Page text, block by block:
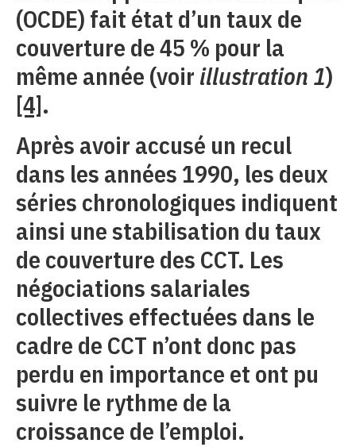
(OCDE) fait état d’un taux de
couverture de 45 % pour la
même année (voir illustration 1)
[4].
Après avoir accusé un recul
dans les années 1990, les deux
séries chronologiques indiquent
ainsi une stabilisation du taux
de couverture des CCT. Les
négociations salariales
collectives effectuées dans le
cadre de CCT n’ont donc pas
perdu en importance et ont pu
suivre le rythme de la
croissance de l’emploi.